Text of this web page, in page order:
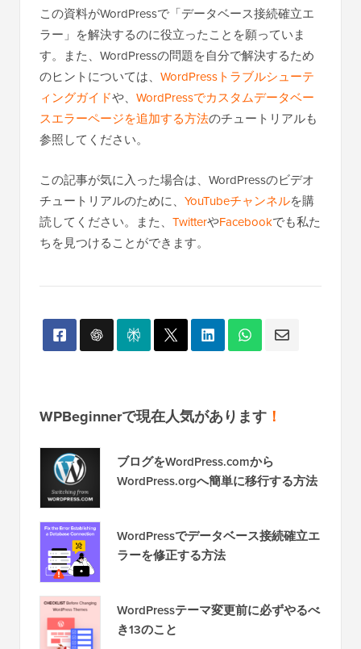
この資料がWordPressで「データベース接続確立エ
ラー」を解決するのに役立ったことを願っていま
す。また、WordPressの問題を自分で解決するため
のヒントについては、 WordPressトラブルシューテ
ィングガイドや、 WordPressでカスタムデータベー
スエラーページを追加する方法のチュートリアルも
参照してください。
この記事が気に入った場合は、WordPressのビデオ
チュートリアルのために、 YouTubeチャンネルを購
読してください。また、 TwitterやFacebookでも私た
ちを見つけることができます。
WPBeginnerで現在人気があります ！
ブログをWordPress.comから
WordPress.orgへ簡単に移行する方法
WordPressでデータベース接続確立エ
ラーを修正する方法
WordPressテーマ変更前に必ずやるべ
き13のこと